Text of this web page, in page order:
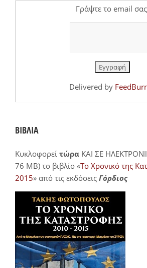
Γράψτε το email
Delivered by
ΒΙΒΛΙΑ
Κυκλοφορεί τώρα ΚΑΙ ΣΕ
76 MB) το βιβλίο «Το Χρονικό της
2015» από τις εκδόσεις Γόρδιος